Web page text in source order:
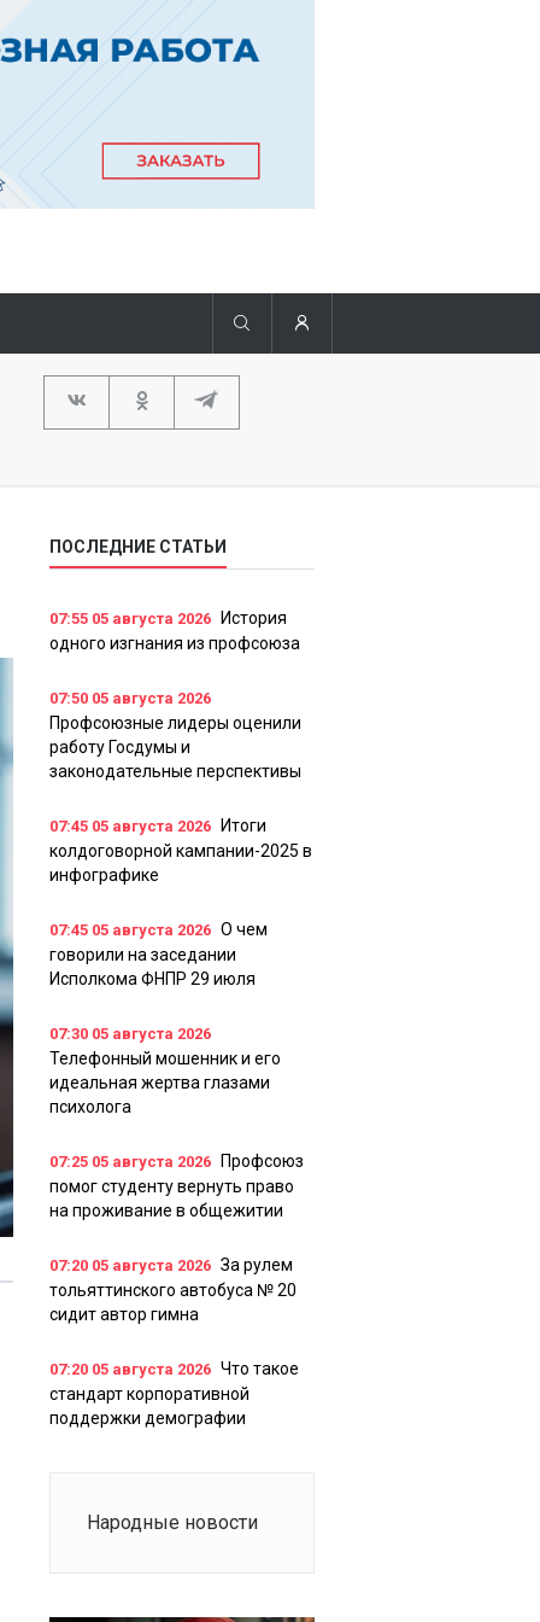
ПОСЛЕДНИЕ СТАТЬИ
07:55 05 августа 2026
История
одного изгнания из профсоюза
07:50 05 августа 2026
Профсоюзные лидеры оценили
работу Госдумы и
законодательные перспективы
07:45 05 августа 2026
Итоги
колдоговорной кампании-2025 в
инфографике
07:45 05 августа 2026 О чем
говорили на заседании
Исполкома ФНПР 29 июля
07:30 05 августа 2026
Телефонный мошенник и его
идеальная жертва глазами
психолога
07:25 05 августа 2026
Профсоюз
помог студенту вернуть право
на проживание в общежитии
07:20 05 августа 2026 За рулем
тольяттинского автобуса № 20
сидит автор гимна
07:20 05 августа 2026 Что такое
стандарт корпоративной
поддержки демографии
Народные новости